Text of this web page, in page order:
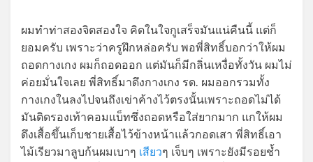
ผมทำท่าสองจิตสองใจ คิดในใจกูเสร็จมันแน่คืนนี้ แต่ก็
ยอมครับ เพราะว่าครูฝึกหล่อครับ พอพี่สิทธิ์บอกว่าให้ผม
ถอดกางเกง ผมก็ถอดออก แต่มันก็มีกลิ่นเหงื่อทั้งวัน ผมไม่
ค่อยมั่นใจเลย พี่สิทธิ์มาดึงกางเกง รด. ผมออกรวมทั้ง
กางเกงในลงไปจนถึงเข่าค้างไว้ตรงนั้นเพราะถอดไม่ได้
มันติดรองเท้าคอมแบ็ทซึ่งถอดหรือใส่ยากมาก แกให้ผม
ดึงเสื้อขึ้นเก็บชายเสื้อไว้ข้างหน้าแล้วกอดเสา พี่สิทธิ์เอา
ไม้เรียวมาลูบก้นผมเบาๆ เสียวๆ เจ็บๆ เพราะยังมีรอยช้ำ